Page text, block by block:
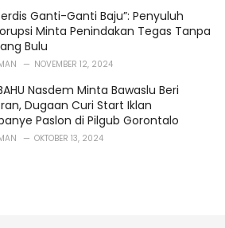
Ganti-Ganti Baju”: Penyuluh
Minta Penindakan Tegas Tanpa
Bulu
NOVEMBER 12, 2024
Nasdem Minta Bawaslu Beri
Dugaan Curi Start Iklan
Paslon di Pilgub Gorontalo
OKTOBER 13, 2024